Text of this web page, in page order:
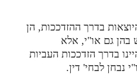
בדרך ההזדככות, הן
בהן גם או"י, אלא
בדרך הזדככות העביות
נבחן לבחי' דין.